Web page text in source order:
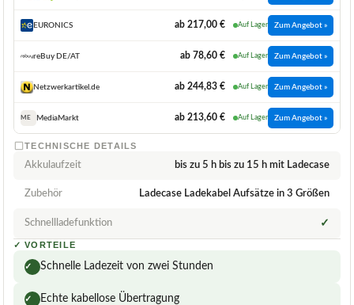
EURONICS ab 217,00 € Auf Lager Zum Angebot »
reBuy DE/AT ab 78,60 € Auf Lager Zum Angebot »
Netzwerkartikel.de ab 244,83 € Auf Lager Zum Angebot »
ME MediaMarkt ab 213,60 € Auf Lager Zum Angebot »
TECHNISCHE DETAILS
Akkulaufzeit bis zu 5 h bis zu 15 h mit Ladecase
Zubehör Ladecase Ladekabel Aufsätze in 3 Größen
Schnellladefunktion ✓
✓ VORTEILE
✓ Schnelle Ladezeit von zwei Stunden
✓ Echte kabellose Übertragung